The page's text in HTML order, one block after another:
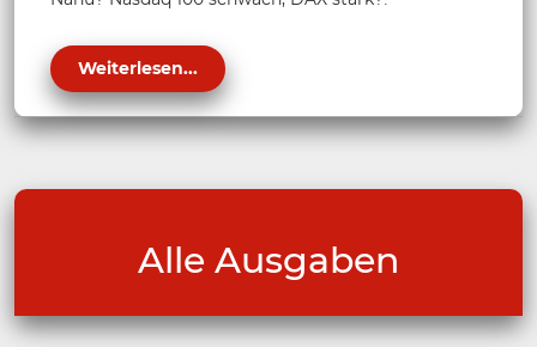
Weiterlesen...
Alle Ausgaben